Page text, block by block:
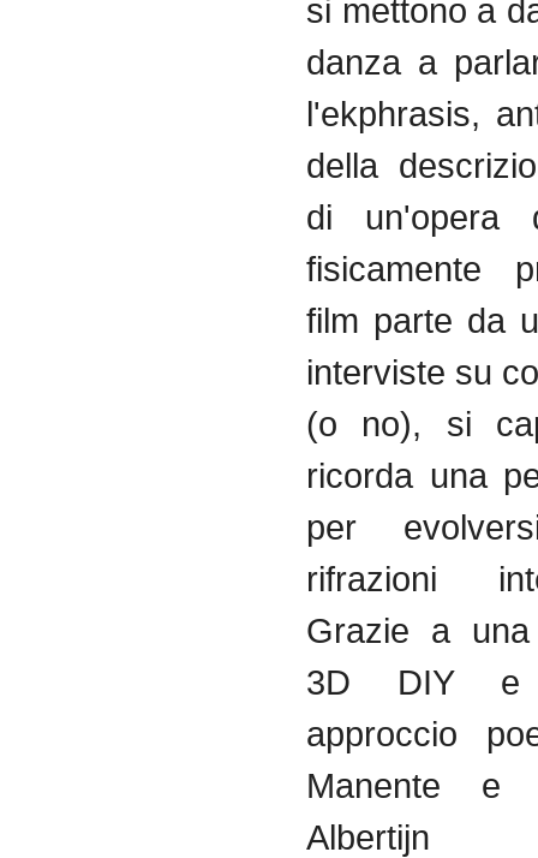
si mettono a
danza a
l'ekphrasis,
della
di un'opera
fisicamente
film parte da
interviste su
(o no), si
ricorda una
per
rifrazioni
Grazie a una
3D DIY
approccio
Manente e
Albertijn